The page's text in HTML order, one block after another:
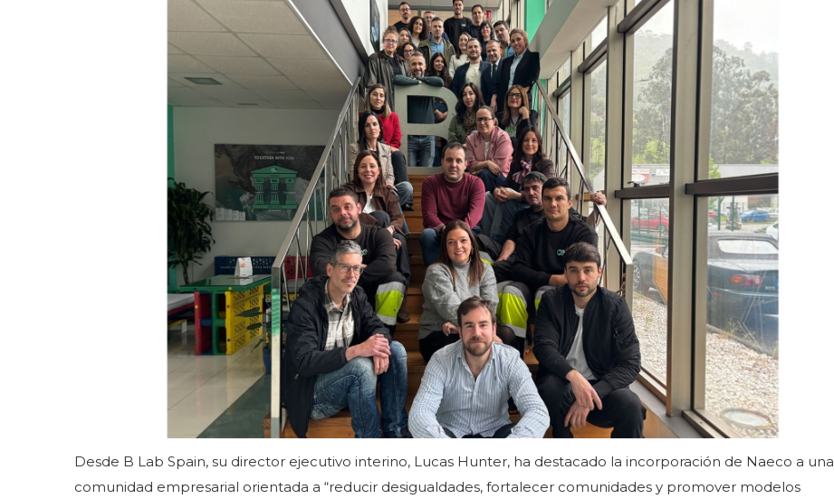
Desde B Lab Spain, su director ejecutivo interino, Lucas Hunter, ha destacado la incorporación de Naeco a una
comunidad empresarial orientada a “reducir desigualdades, fortalecer comunidades y promover modelos